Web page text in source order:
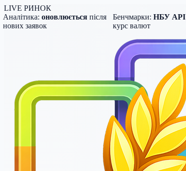
LIVE РИНОК
оновлюється після
заявок
Бенчмарки:НБУ API
курс валют